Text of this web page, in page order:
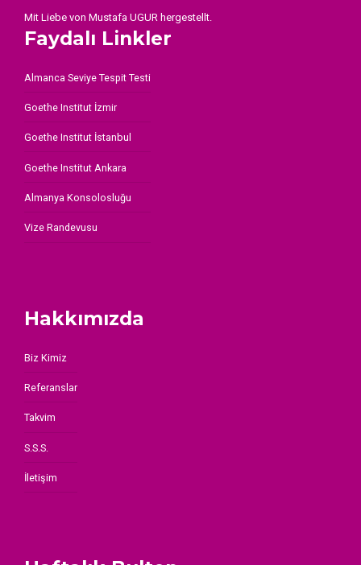
Mit Liebe von Mustafa UGUR hergestellt.
Faydalı Linkler
Almanca Seviye Tespit Testi
Goethe Institut İzmir
Goethe Institut İstanbul
Goethe Institut Ankara
Almanya Konsolosluğu
Vize Randevusu
Hakkımızda
Biz Kimiz
Referanslar
Takvim
S.S.S.
İletişim